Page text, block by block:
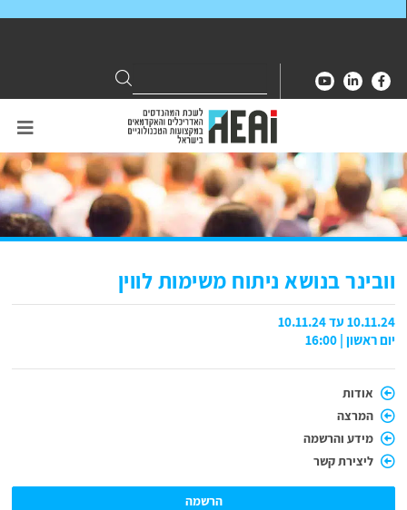
for:
Search
וובינר בנושא ניתוח משימות לווין
10.11.24 עד 10.11.24
יום ראשון | 16:00
אודות
המרצה
מידע והרשמה
ליצירת קשר
הרשמה